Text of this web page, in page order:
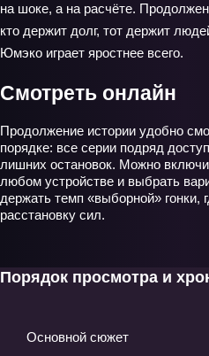
на шоке, а на расчёте.
кто держит долг, тот держит
Юмэко играет яростнее всего.
Смотреть онлайн
Продолжение истории удобно
порядке: все серии подряд
лишних остановок. Можно
любом устройстве и выбрать
держать темп «выборной» гонки,
расстановку сил.
Порядок просмотра и
Основной сюжет